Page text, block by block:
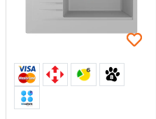
6